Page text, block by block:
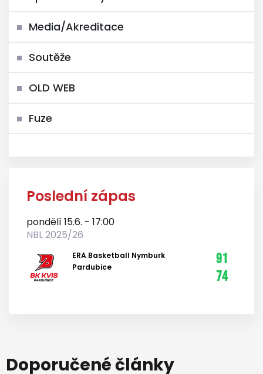
Media/Akreditace
Soutěže
OLD WEB
Fuze
Poslední zápas
pondělí 15.6. - 17:00
NBL 2025/26
ERA Basketball Nymburk
Pardubice
91
74
Doporučené články